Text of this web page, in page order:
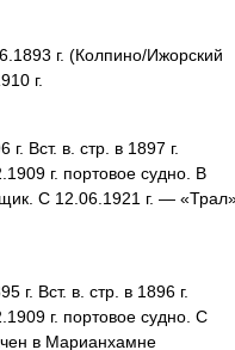
г. (Колпино/Ижорский
г.
Вст. в. стр. в 1897 г.
г. портовое судно. В
С 12.06.1921 г. —
г. Вст. в. стр. в 1896 г.
г. портовое судно. С
в Марианхамне